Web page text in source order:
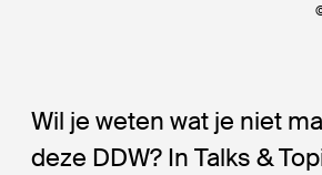
Wil je weten wat je niet
deze DDW? In Talks &